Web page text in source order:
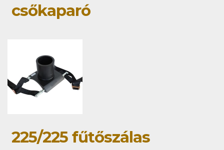
csőkaparó
225/225 fűtőszálas